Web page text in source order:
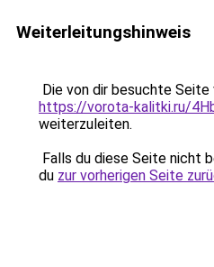
Weiterleitungshinweis
Die von dir besuchte Seite
https://vorota-kalitki.ru/
weiterzuleiten.
Falls du diese Seite nicht
du zur vorherigen Seite